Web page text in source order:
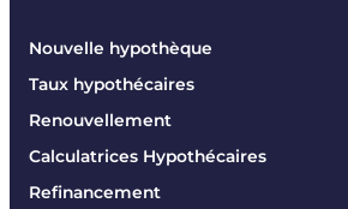
Nouvelle hypothèque
Taux hypothécaires
Renouvellement
Calculatrices Hypothécaires
Refinancement